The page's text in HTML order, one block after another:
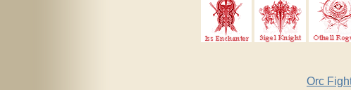
Orc